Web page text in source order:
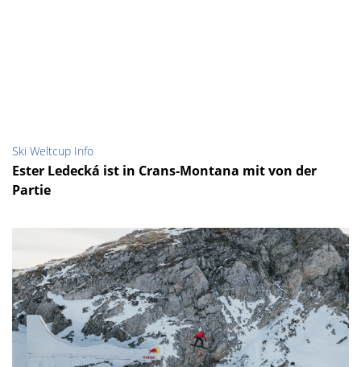
Ski Weltcup Info
Ester Ledecká ist in Crans-Montana mit von der
Partie